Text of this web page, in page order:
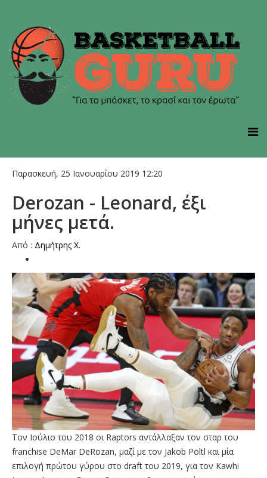
Παρασκευή, 25 Ιανουαρίου 2019 12:20
Derozan - Leonard, έξι
μήνες μετά.
Από : Δημήτρης Χ.
Τον Ιούλιο του 2018 οι Raptors αντάλλαξαν τον σταρ του
franchise DeMar DeRozan, μαζί με τον Jakob Pöltl και μία
επιλογή πρώτου γύρου στο draft του 2019, για τον Kawhi